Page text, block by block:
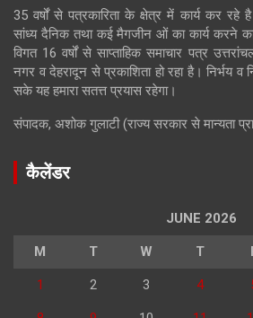
35 वर्षों से पत्रकारिता के क्षेत्र में कार्य कर रहे
सांध्य दैनिक तथा कई मैगजीन ओं का कार्य करने
विगत 16 वर्षों से साप्ताहिक समाचार पत्र
नगर व देहरादून से प्रकाशिता हो रहा है। निर्भय व
सके यह हमारा सतत्त प्रयास रहेगा।
संपादक, अशोक गुलाटी (राज्य सरकार से मान्यता
कैलेंडर
JUNE 2026
M T W T
1 2 3 4